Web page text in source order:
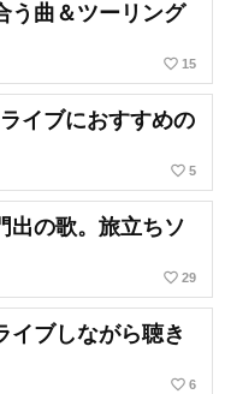
う曲＆ツーリング
favorite_border 15
イブにおすすめの
favorite_border 5
出の歌。旅立ちソ
favorite_border 29
イブしながら聴き
favorite_border 6